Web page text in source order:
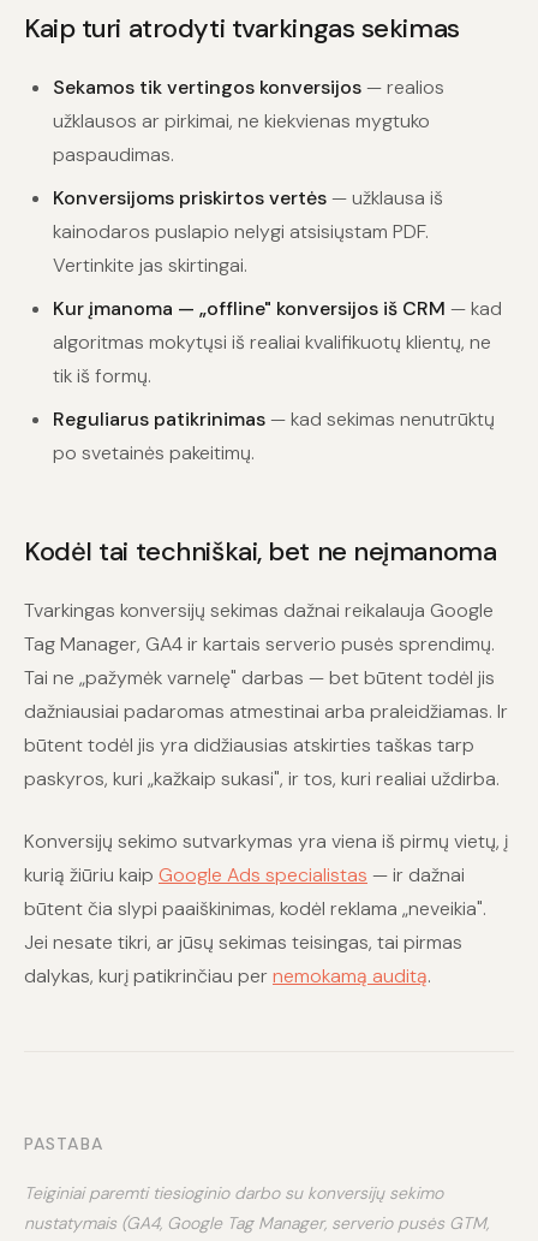
Kaip turi atrodyti tvarkingas sekimas
Sekamos tik vertingos konversijos— realios
užklausos ar pirkimai, ne kiekvienas mygtuko
paspaudimas.
Konversijoms priskirtos vertės— užklausa iš
kainodaros puslapio nelygi atsisiųstam PDF.
Vertinkite jas skirtingai.
Kur įmanoma — „offline" konversijos iš CRM — kad
algoritmas mokytųsi iš realiai kvalifikuotų klientų, ne
tik iš formų.
Reguliarus patikrinimas— kad sekimas nenutrūktų
po svetainės pakeitimų.
Kodėl tai techniškai, bet ne neįmanoma
Tvarkingas konversijų sekimas dažnai reikalauja Google
Tag Manager, GA4 ir kartais serverio pusės sprendimų.
Tai ne „pažymėk varnelę" darbas — bet būtent todėl jis
dažniausiai padaromas atmestinai arba praleidžiamas. Ir
būtent todėl jis yra didžiausias atskirties taškas tarp
paskyros, kuri „kažkaip sukasi", ir tos, kuri realiai uždirba.
Konversijų sekimo sutvarkymas yra viena iš pirmų vietų, į
kurią žiūriu kaip Google Ads specialistas — ir dažnai
būtent čia slypi paaiškinimas, kodėl reklama „neveikia".
Jei nesate tikri, ar jūsų sekimas teisingas, tai pirmas
dalykas, kurį patikrinčiau pernemokamą auditą.
PASTABA
Teiginiai paremti tiesioginio darbo su konversijų sekimo
nustatymais (GA4, Google Tag Manager, serverio pusės GTM,